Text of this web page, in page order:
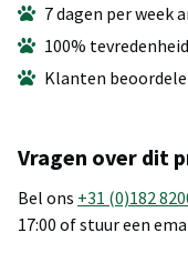
7 dagen per week
100%
Klanten
Vragen over dit
Bel ons +31 (0)182
17:00 of stuur een